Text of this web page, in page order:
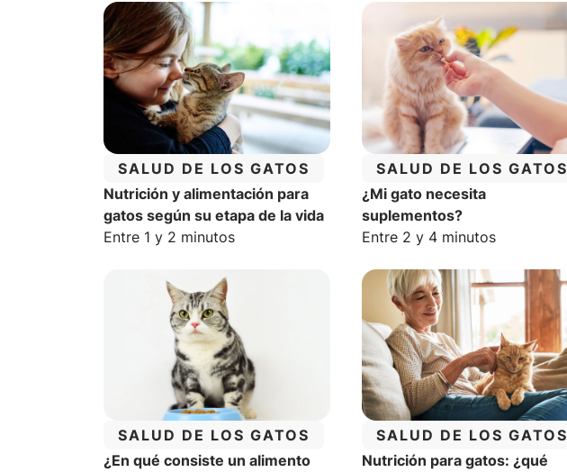
CATEGORÍA:
SALUD DE LOS GATOS
Nutrición y alimentación para
gatos según su etapa de la vida
Tiempo estimado de lectura:
Entre 1 y 2 minutos
CATEGORÍA:
SALUD DE LOS GATOS
¿Mi gato necesita
suplementos?
Tiempo estimado de lectura:
Entre 2 y 4 minutos
CATEGORÍA:
SALUD DE LOS GATOS
¿En qué consiste un alimento
CATEGORÍA:
SALUD DE LOS GATOS
Nutrición para gatos: ¿qué